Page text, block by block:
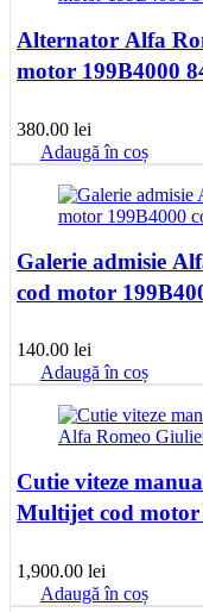
Alternator Alfa
motor 199B4000
380.00 lei
Adaugă în coș
Galerie admisie
cod motor
140.00 lei
Adaugă în coș
Cutie viteze
Multijet cod motor
1,900.00 lei
Adaugă în coș